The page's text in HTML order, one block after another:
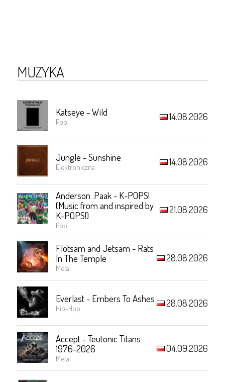
MUZYKA
Katseye - Wild
Pop 14.08.2026
Jungle - Sunshine
Elektroniczna 14.08.2026
Anderson .Paak - K-POPS!
(Music from and inspired by
K-POPS!)
Pop
21.08.2026
Flotsam and Jetsam - Rats
In The Temple
Metal
28.08.2026
Everlast - Embers To Ashes
Hip-Hop 28.08.2026
Accept - Teutonic Titans
1976-2026
Metal
04.09.2026